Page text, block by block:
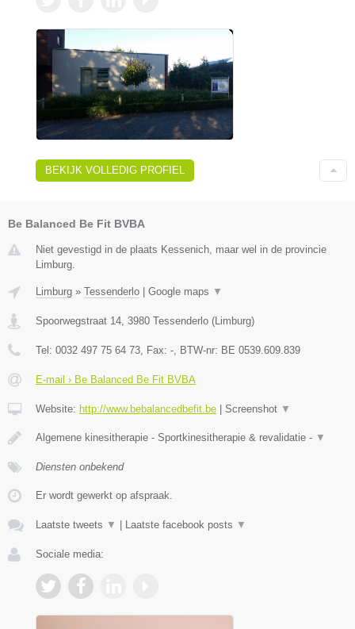
BEKIJK VOLLEDIG PROFIEL
Be Balanced Be Fit BVBA
Niet gevestigd in de plaats Kessenich, maar wel in de provincie
Limburg.
Limburg » Tessenderlo | Google maps ▼
Spoorwegstraat 14 3980 Tessenderlo (Limburg)
Tel: 0032 497 75 64 73 , Fax: - , BTW-nr: BE 0539.609.839
E-mail › Be Balanced Be Fit BVBA
Website: http://www.bebalancedbefit.be | Screenshot ▼
Algemene kinesitherapie - Sportkinesitherapie & revalidatie - ▼
Diensten onbekend
Er wordt gewerkt op afspraak.
Laatste tweets ▼ | Laatste facebook posts ▼
Sociale media: